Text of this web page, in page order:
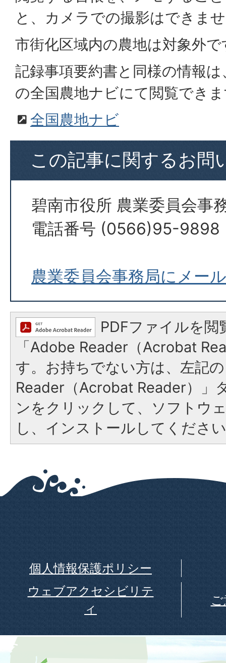
と、カメラでの撮影はできま
市街化区域内の農地は対象外で
記録事項要約書と同様の情報
の全国農地ナビにて閲覧でき
全国農地ナビ
この記事に関するお問
碧南市役所 農業委員会事
電話番号 (0566)95-9898
農業委員会事務局にメー
PDFファイルを閲
「Adobe Reader（Acrobat
す。お持ちでない方は、左記
Reader（Acrobat Reader）」
ンをクリックして、ソフトウ
し、インストールしてくださ
個人情報保護ポリシー
ウェブアクセシビリテ
ィ